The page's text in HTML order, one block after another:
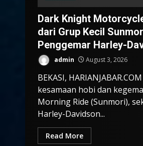
Dark Knight
dari Grup Kecil
Penggemar Harley-
admin August 3, 2026
BEKASI,
kesamaan hobi dan
Morning Ride (Sunmori),
Harley-Davidson...
Read More